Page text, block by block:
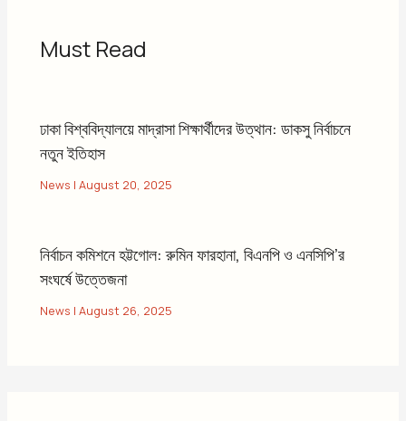
Must Read
ঢাকা বিশ্ববিদ্যালয়ে মাদ্রাসা শিক্ষার্থীদের উত্থান: ডাকসু নির্বাচনে
নতুন ইতিহাস
News |August 20, 2025
নির্বাচন কমিশনে হট্টগোল: রুমিন ফারহানা, বিএনপি ও এনসিপি’র
সংঘর্ষে উত্তেজনা
News |August 26, 2025